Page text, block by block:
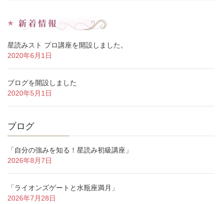
星読みスト プロ講座を開設しました。
2020年6月1日
ブログを開設しました
2020年5月1日
ブログ
「自分の強みを知る！星読み初級講座」
2026年8月7日
「ライオンズゲートと水瓶座満月」
2026年7月28日